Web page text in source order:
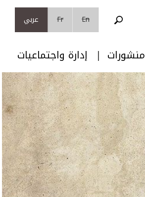
En
Fr عربي
منشورات إدارة واجتماعيات